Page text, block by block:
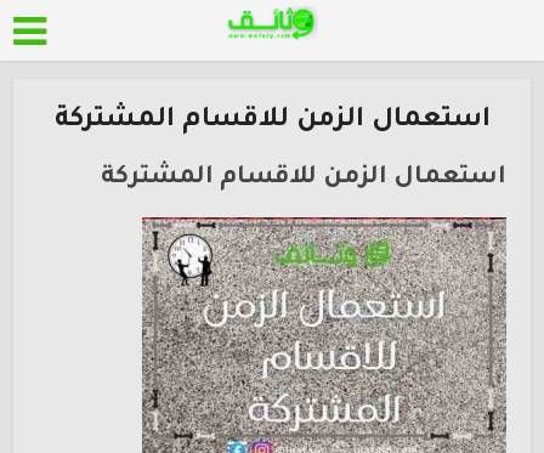
استعمال الزمن للاقسام المشتركة
استعمال الزمن للاقسام المشتركة